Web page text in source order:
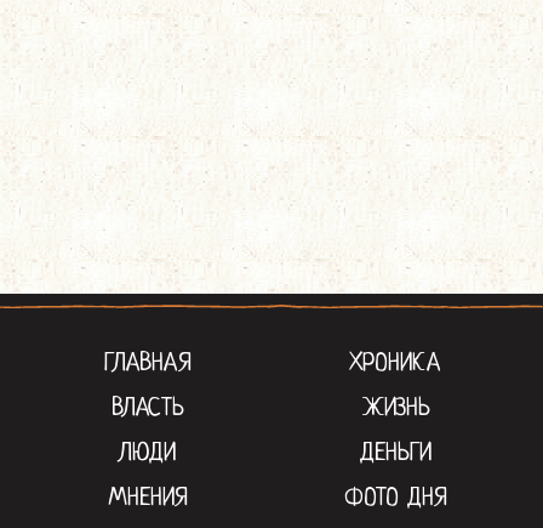
ГЛАВНАЯ
ХРОНИКА
ВЛАСТЬ
ЖИЗНЬ
ЛЮДИ
ДЕНЬГИ
МНЕНИЯ
ФОТО ДНЯ